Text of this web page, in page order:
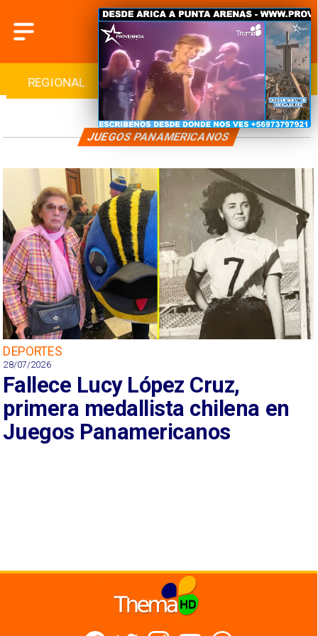
REGIONAL INTERNACIONAL DEPORTES
DEPORTES
28/07/2026
Fallece Lucy López Cruz,
primera medallista chilena en
Juegos Panamericanos
JUEGOS PANAMERICANOS